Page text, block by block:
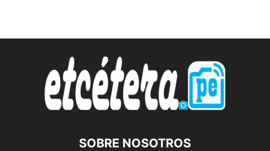
SOBRE NOSOTROS